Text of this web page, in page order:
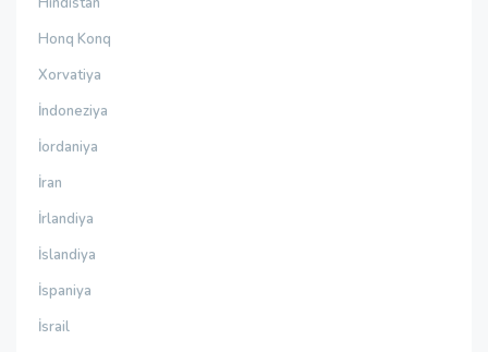
Honq Konq
Xorvatiya
İndoneziya
İordaniya
İran
İrlandiya
İslandiya
İspaniya
İsrail